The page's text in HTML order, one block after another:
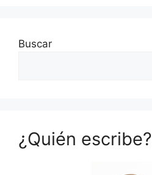
Buscar
¿Quién escribe?